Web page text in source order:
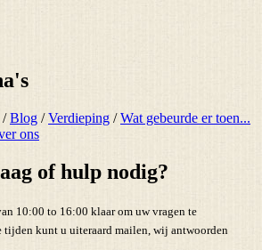
/Blog /Verdieping /Wat gebeurde er toen...
ons
of hulp nodig?
10:00 to 16:00 klaar om uw vragen te
tijden kunt u uiteraard mailen, wij antwoorden